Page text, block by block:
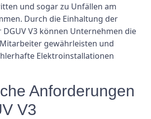
und sogar zu Unfällen am
Durch die Einhaltung der
V3 können Unternehmen die
gewährleisten und
Elektroinstallationen
Anforderungen
V3